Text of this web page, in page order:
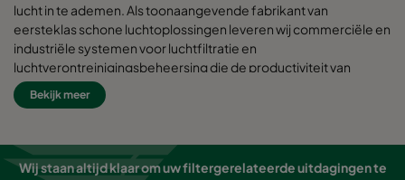
lucht in te ademen. Als toonaangevende fabrikant van
eersteklas schone luchtoplossingen leveren wij commerciële en
industriële systemen voor luchtfiltratie en
luchtverontreinigingsbeheersing die de productiviteit van
werknemers en apparatuur verbeteren, het energieverbruik
minimaliseren en de menselijke gezondheid en het milieu ten
Wij zijn ervan overtuigd dat de beste oplossingen voor onze
klanten ook de beste oplossingen voor onze planeet zijn.
Bekijk meer
Wij staan altijd klaar om uw filtergerelateerde uitdagingen te